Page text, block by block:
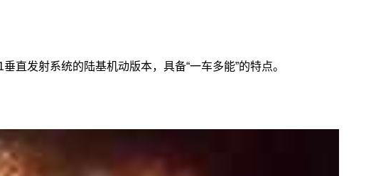
直发射系统的陆基机动版本，具备“一车多能”的特点。